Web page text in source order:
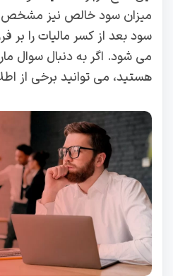
میزان سود خالص نیز مشخص
سود بعد از کسر مالیات را
می شود. اگر به دنبال سوال
هستید، می توانید برخی از